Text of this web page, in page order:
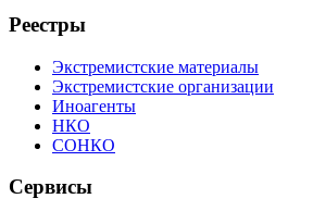
Реестры
Экстремистские материалы
Экстремистские организации
Иноагенты
НКО
СОНКО
Сервисы